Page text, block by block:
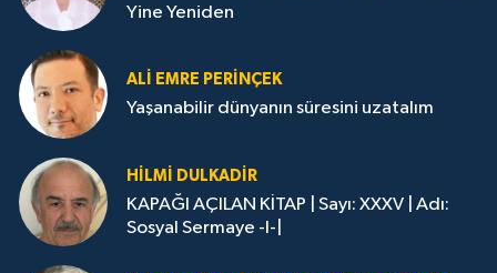
Yine Yeniden
ALİ EMRE PERİNÇEK
Yaşanabilir dünyanın süresini uzatalım
HİLMİ DULKADİR
KAPAĞI AÇILAN KİTAP | Sayı: XXXV | Adı:
Sosyal Sermaye -I-|